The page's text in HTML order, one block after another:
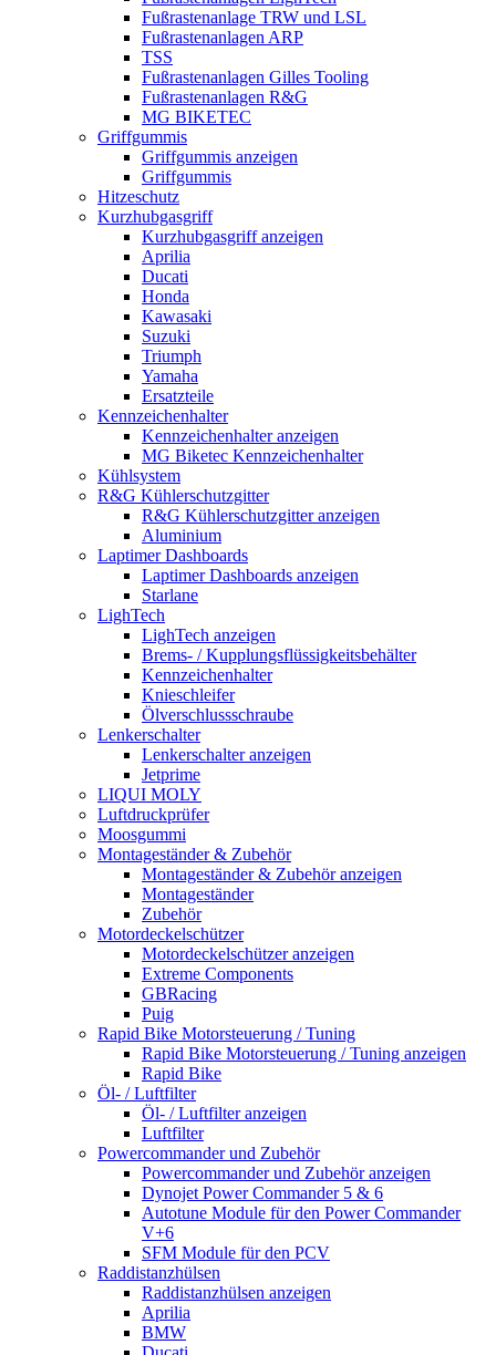
Fußrastenanlage TRW und LSL
Fußrastenanlagen ARP
TSS
Fußrastenanlagen Gilles Tooling
Fußrastenanlagen R&G
MG BIKETEC
Griffgummis
Griffgummis anzeigen
Griffgummis
Hitzeschutz
Kurzhubgasgriff
Kurzhubgasgriff anzeigen
Aprilia
Ducati
Honda
Kawasaki
Suzuki
Triumph
Yamaha
Ersatzteile
Kennzeichenhalter
Kennzeichenhalter anzeigen
MG Biketec Kennzeichenhalter
Kühlsystem
R&G Kühlerschutzgitter
R&G Kühlerschutzgitter anzeigen
Aluminium
Laptimer Dashboards
Laptimer Dashboards anzeigen
Starlane
LighTech
LighTech anzeigen
Brems- / Kupplungsflüssigkeitsbehälter
Kennzeichenhalter
Knieschleifer
Ölverschlussschraube
Lenkerschalter
Lenkerschalter anzeigen
Jetprime
LIQUI MOLY
Luftdruckprüfer
Moosgummi
Montageständer & Zubehör
Montageständer & Zubehör anzeigen
Montageständer
Zubehör
Motordeckelschützer
Motordeckelschützer anzeigen
Extreme Components
GBRacing
Puig
Rapid Bike Motorsteuerung / Tuning
Rapid Bike Motorsteuerung / Tuning anzeigen
Rapid Bike
Öl- / Luftfilter
Öl- / Luftfilter anzeigen
Luftfilter
Powercommander und Zubehör
Powercommander und Zubehör anzeigen
Dynojet Power Commander 5 & 6
Autotune Module für den Power Commander
V+6
SFM Module für den PCV
Raddistanzhülsen
Raddistanzhülsen anzeigen
Aprilia
BMW